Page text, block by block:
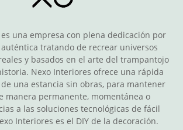
una empresa con plena dedicación por
tratando de recrear universos
y basados en el arte del trampantojo
Nexo Interiores ofrece una rápida
una estancia sin obras, para mantener
manera permanente, momentánea o
a las soluciones tecnológicas de fácil
Interiores es el DIY de la decoración.